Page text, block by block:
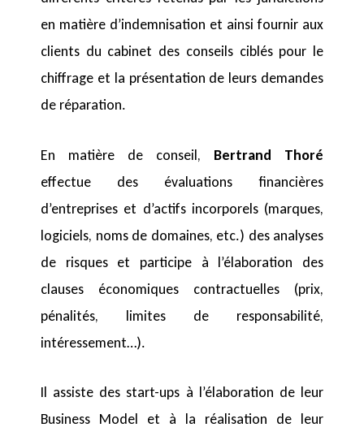
en matière d’indemnisation et ainsi fournir aux
clients du cabinet des conseils ciblés pour le
chiffrage et la présentation de leurs demandes
de réparation.
En matière de conseil, Bertrand Thoré
effectue des évaluations financières
d’entreprises et d’actifs incorporels (marques,
logiciels, noms de domaines, etc.) des analyses
de risques et participe à l’élaboration des
clauses économiques contractuelles (prix,
pénalités, limites de responsabilité,
intéressement…).
Il assiste des start-ups à l’élaboration de leur
Business Model et à la réalisation de leur